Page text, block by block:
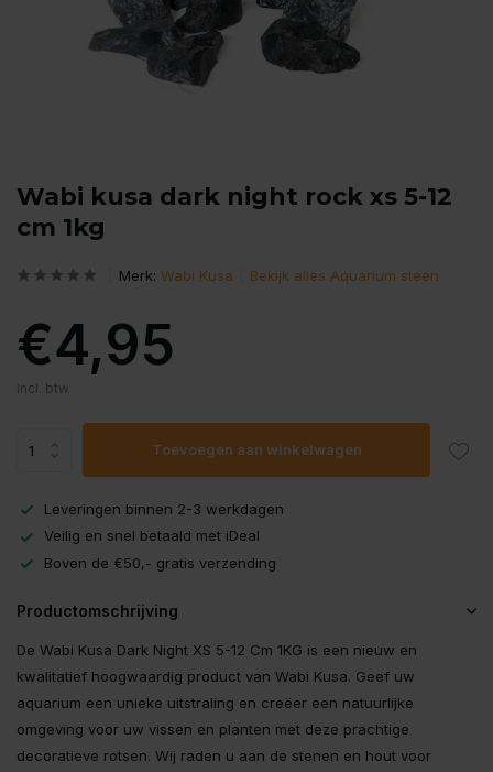
Wabi kusa dark night rock xs 5-12
cm 1kg
Merk: Wabi Kusa Bekijk alles Aquarium steen
€4,95
Incl. btw
Toevoegen aan winkelwagen
Leveringen binnen 2-3 werkdagen
Veilig en snel betaald met iDeal
Boven de €50,- gratis verzending
Productomschrijving
De Wabi Kusa Dark Night XS 5-12 Cm 1KG is een nieuw en
kwalitatief hoogwaardig product van Wabi Kusa. Geef uw
aquarium een unieke uitstraling en creëer een natuurlijke
omgeving voor uw vissen en planten met deze prachtige
decoratieve rotsen. Wij raden u aan de stenen en hout voor